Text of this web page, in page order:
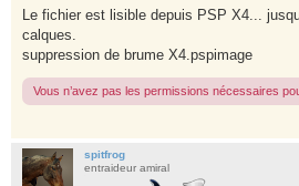
Le fichier est lisible depuis PSP X4...
calques.
suppression de brume X4.pspimage
Vous n’avez pas les permissions nécessaires
spitfrog
entraideur amiral